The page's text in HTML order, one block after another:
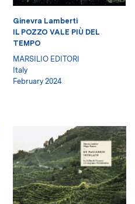
Ginevra Lamberti
IL POZZO VALE PIÙ DEL
TEMPO
MARSILIO EDITORI
Italy
February 2024